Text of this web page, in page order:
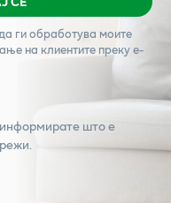
ги обработува моите
на клиентите преку е-
што е